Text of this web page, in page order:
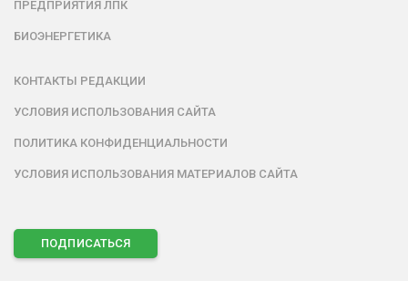
ПРЕДПРИЯТИЯ ЛПК
БИОЭНЕРГЕТИКА
КОНТАКТЫ РЕДАКЦИИ
УСЛОВИЯ ИСПОЛЬЗОВАНИЯ САЙТА
ПОЛИТИКА КОНФИДЕНЦИАЛЬНОСТИ
УСЛОВИЯ ИСПОЛЬЗОВАНИЯ МАТЕРИАЛОВ САЙТА
ПОДПИСАТЬСЯ